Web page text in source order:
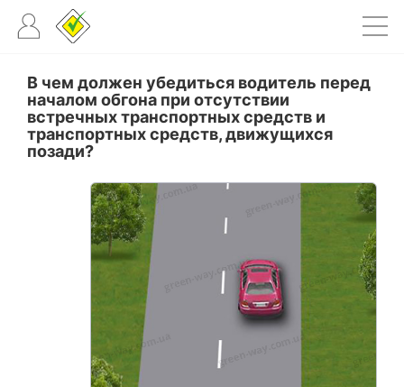
В чем должен убедиться водитель перед
началом обгона при отсутствии
встречных транспортных средств и
транспортных средств, движущихся
позади?